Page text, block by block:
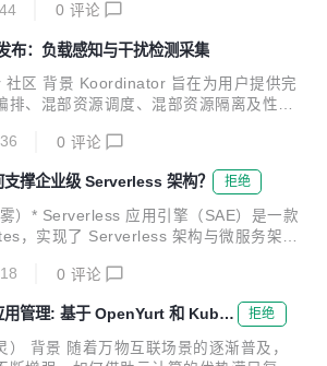
0 评论
：负载感知与干扰检测采集
区 背景 Koordinator 旨在为用户提供完
排、混部资源调度、混部资源隔离及性能
给真正有需要的计算任务，从而提高全局
2022 年 4 月发布以来，Koordinator 迄
个版本。项目经历的大半年发展过程中，
巴巴、小米、小红书、爱奇艺、360、有
工程师，贡献了众多的想法、代码和场
正式发...
0 评论
撑企业级 Serverless 架构？ 拒绝
）* Serverless 应用引擎（SAE）是一款
，实现了 Serverless 架构与微服务架构
战。如何在蓬勃发展的云原生时代中解决
靠快速的云架构升级？SAE 团队和 Kube
战开展了紧密合作，并给出了云原生下的
——KubeVela Workflow。 本文将详细介
Workflow 进行架构升级的解决方案，
0 评论
用管理: 基于 OpenYurt 和 KubeV
拒绝
） 背景 随着万物互联场景的逐渐普及，